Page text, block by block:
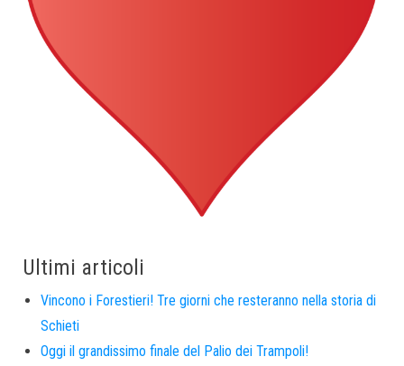
Ultimi articoli
Vincono i Forestieri! Tre giorni che resteranno nella storia di
Schieti
Oggi il grandissimo finale del Palio dei Trampoli!